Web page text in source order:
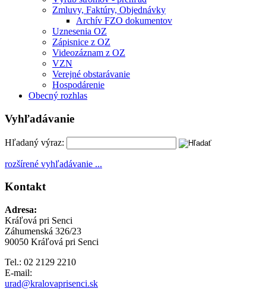
Zmluvy, Faktúry, Objednávky
Archív FZO dokumentov
Uznesenia OZ
Zápisnice z OZ
Videozáznam z OZ
VZN
Verejné obstarávanie
Hospodárenie
Obecný rozhlas
Vyhľadávanie
Hľadaný výraz:
rozšírené vyhľadávanie ...
Kontakt
Adresa:
Kráľová pri Senci
Záhumenská 326/23
90050 Kráľová pri Senci
Tel.: 02 2129 2210
E-mail:
urad@kralovaprisenci.sk